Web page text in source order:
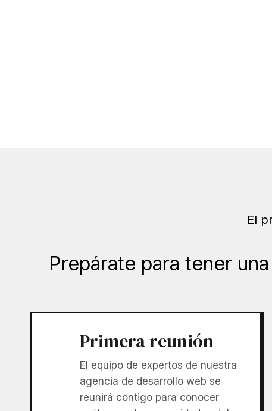
El
Prepárate para tener una
Primera reunión
El equipo de expertos de nuestra
agencia de desarrollo web se
reunirá contigo para conocer